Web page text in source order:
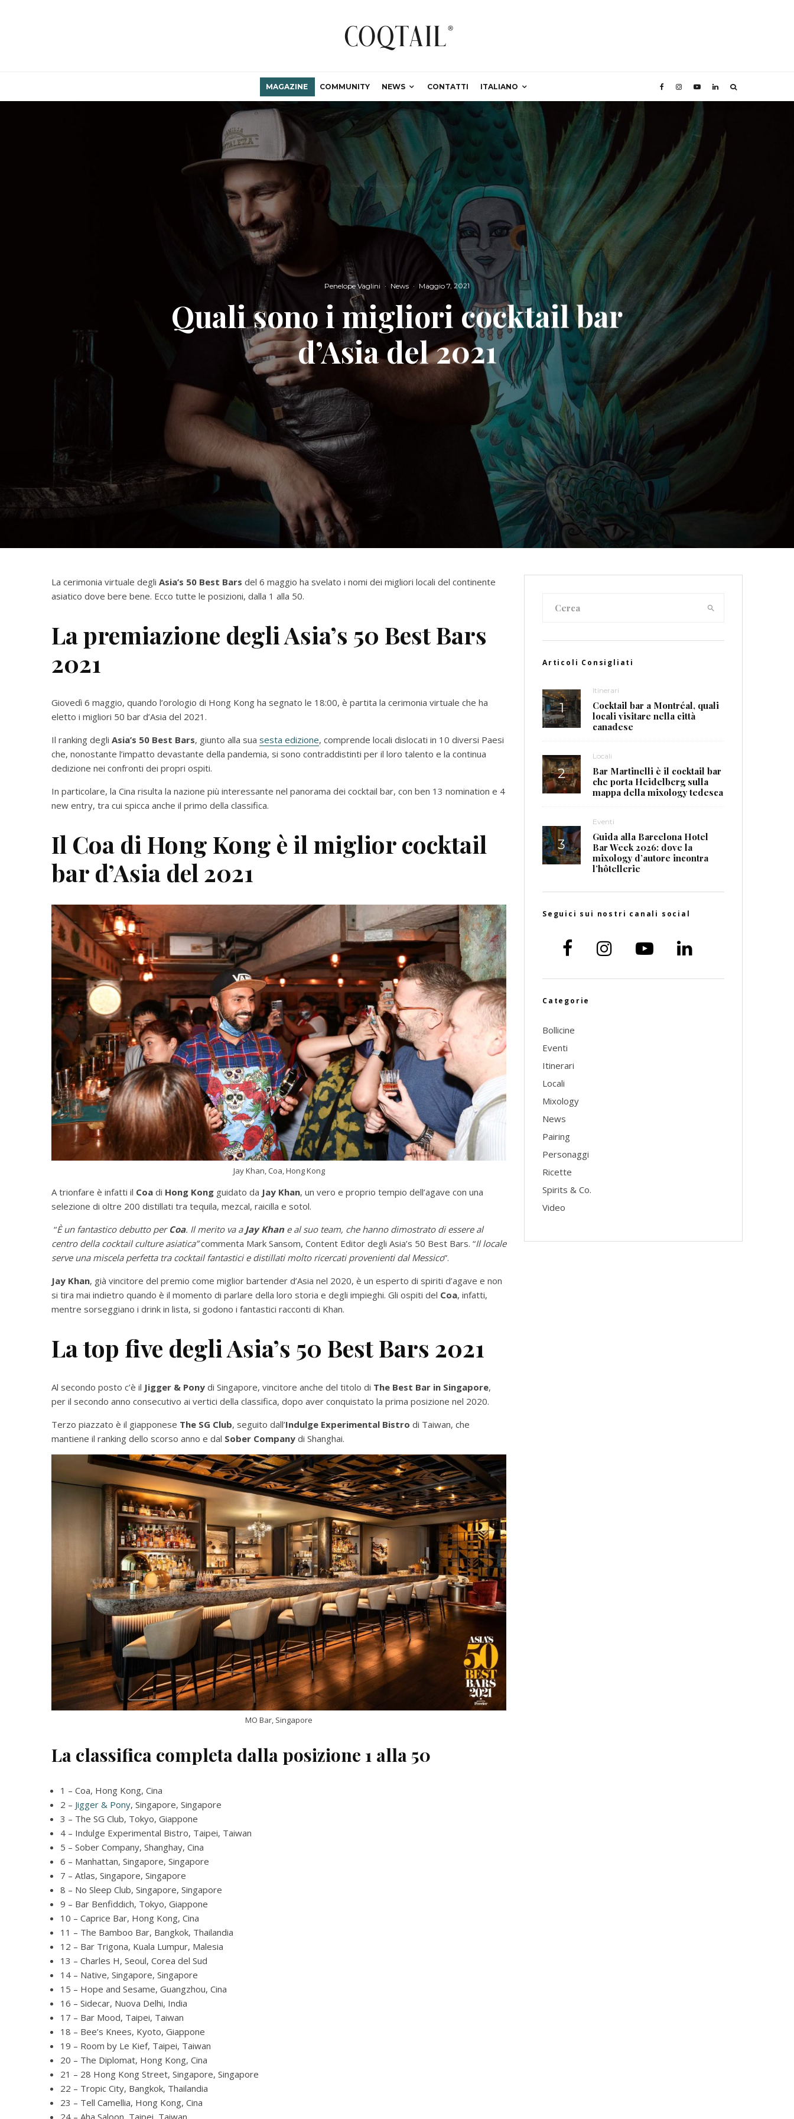
MAGAZINE COMMUNITY NEWS CONTATTI ITALIANO
Penelope Vaglini · News · Maggio 7, 2021
Quali sono i migliori cocktail bar
d’Asia del 2021
La cerimonia virtuale degli Asia’s 50 Best Bars del 6 maggio ha svelato i nomi dei migliori locali del continente
asiatico dove bere bene. Ecco tutte le posizioni, dalla 1 alla 50.
La premiazione degli Asia’s 50 Best Bars
2021
Giovedì 6 maggio, quando l’orologio di Hong Kong ha segnato le 18:00, è partita la cerimonia virtuale che ha
eletto i migliori 50 bar d’Asia del 2021.
Il ranking degli Asia’s 50 Best Bars, giunto alla sua sesta edizione, comprende locali dislocati in 10 diversi Paesi
che, nonostante l’impatto devastante della pandemia, si sono contraddistinti per il loro talento e la continua
dedizione nei confronti dei propri ospiti.
In particolare, la Cina risulta la nazione più interessante nel panorama dei cocktail bar, con ben 13 nomination e 4
new entry, tra cui spicca anche il primo della classifica.
Il Coa di Hong Kong è il miglior cocktail
bar d’Asia del 2021
Jay Khan, Coa, Hong Kong
A trionfare è infatti il Coa di Hong Kong guidato da Jay Khan, un vero e proprio tempio dell’agave con una
selezione di oltre 200 distillati tra tequila, mezcal, raicilla e sotol.
“È un fantastico debutto per Coa. Il merito va a Jay Khane al suo team, che hanno dimostrato di essere al
centro della cocktail culture asiatica”commenta Mark Sansom, Content Editor degli Asia’s 50 Best Bars. “Il locale
serve una miscela perfetta tra cocktail fantastici e distillati molto ricercati provenienti dal Messico”.
Jay Khan, già vincitore del premio come miglior bartender d’Asia nel 2020, è un esperto di spiriti d’agave e non
si tira mai indietro quando è il momento di parlare della loro storia e degli impieghi. Gli ospiti del Coa, infatti,
mentre sorseggiano i drink in lista, si godono i fantastici racconti di Khan.
La top five degli Asia’s 50 Best Bars 2021
Al secondo posto c’è il Jigger & Pony di Singapore, vincitore anche del titolo di The Best Bar in Singapore,
per il secondo anno consecutivo ai vertici della classifica, dopo aver conquistato la prima posizione nel 2020.
Terzo piazzato è il giapponese The SG Club, seguito dall’Indulge Experimental Bistro di Taiwan, che
mantiene il ranking dello scorso anno e dal Sober Company di Shanghai.
MO Bar, Singapore
La classifica completa dalla posizione 1 alla 50
1 – Coa, Hong Kong, Cina
2 – Jigger & Pony, Singapore, Singapore
3 – The SG Club, Tokyo, Giappone
4 – Indulge Experimental Bistro, Taipei, Taiwan
5 – Sober Company, Shanghay, Cina
6 – Manhattan, Singapore, Singapore
7 – Atlas, Singapore, Singapore
8 – No Sleep Club, Singapore, Singapore
9 – Bar Benfiddich, Tokyo, Giappone
10 – Caprice Bar, Hong Kong, Cina
11 – The Bamboo Bar, Bangkok, Thailandia
12 – Bar Trigona, Kuala Lumpur, Malesia
13 – Charles H, Seoul, Corea del Sud
14 – Native, Singapore, Singapore
15 – Hope and Sesame, Guangzhou, Cina
16 – Sidecar, Nuova Delhi, India
17 – Bar Mood, Taipei, Taiwan
18 – Bee’s Knees, Kyoto, Giappone
19 – Room by Le Kief, Taipei, Taiwan
20 – The Diplomat, Hong Kong, Cina
21 – 28 Hong Kong Street, Singapore, Singapore
22 – Tropic City, Bangkok, Thailandia
23 – Tell Camellia, Hong Kong, Cina
Articoli Consigliati
Itinerari
Cocktail bar a Montréal, quali
locali visitare nella città
canadese
Locali
Bar Martinelli è il cocktail bar
che porta Heidelberg sulla
mappa della mixology tedesca
Eventi
Guida alla Barcelona Hotel
Bar Week 2026: dove la
mixology d’autore incontra
l’hôtellerie
Seguici sui nostri canali social
Categorie
Bollicine
Eventi
Itinerari
Locali
Mixology
News
Pairing
Personaggi
Ricette
Spirits & Co.
Video